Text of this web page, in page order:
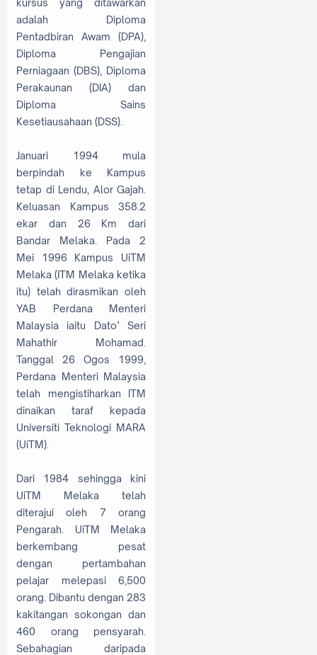
adalah Diploma
Pentadbiran Awam (DPA),
Diploma Pengajian
Perniagaan (DBS), Diploma
Perakaunan (DIA) dan
Diploma Sains
Kesetiausahaan (DSS).
Januari 1994 mula
berpindah ke Kampus
tetap di Lendu, Alor Gajah.
Keluasan Kampus 358.2
ekar dan 26 Km dari
Bandar Melaka. Pada 2
Mei 1996 Kampus UiTM
Melaka (ITM Melaka ketika
itu) telah dirasmikan oleh
YAB Perdana Menteri
Malaysia iaitu Dato’ Seri
Mahathir Mohamad.
Tanggal 26 Ogos 1999,
Perdana Menteri Malaysia
telah mengistiharkan ITM
dinaikan taraf kepada
Universiti Teknologi MARA
(UiTM).
Dari 1984 sehingga kini
UiTM Melaka telah
diterajui oleh 7 orang
Pengarah. UiTM Melaka
berkembang pesat
dengan pertambahan
pelajar melepasi 6,500
orang. Dibantu dengan 283
kakitangan sokongan dan
460 orang pensyarah.
Sebahagian daripada